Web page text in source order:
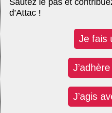
d’Attac !
Je fais
J’agis